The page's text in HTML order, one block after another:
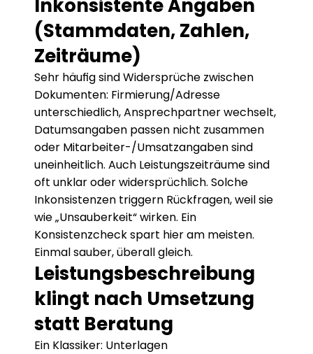
Inkonsistente Angaben
(Stammdaten, Zahlen,
Zeiträume)
Sehr häufig sind Widersprüche zwischen
Dokumenten: Firmierung/Adresse
unterschiedlich, Ansprechpartner wechselt,
Datumsangaben passen nicht zusammen
oder Mitarbeiter-/Umsatzangaben sind
uneinheitlich. Auch Leistungszeiträume sind
oft unklar oder widersprüchlich. Solche
Inkonsistenzen triggern Rückfragen, weil sie
wie „Unsauberkeit“ wirken. Ein
Konsistenzcheck spart hier am meisten.
Einmal sauber, überall gleich.
Leistungsbeschreibung
klingt nach Umsetzung
statt Beratung
Ein Klassiker: Unterlagen